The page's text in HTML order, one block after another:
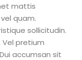
mattis
quam.
sollicitudin.
pretium
accumsan sit